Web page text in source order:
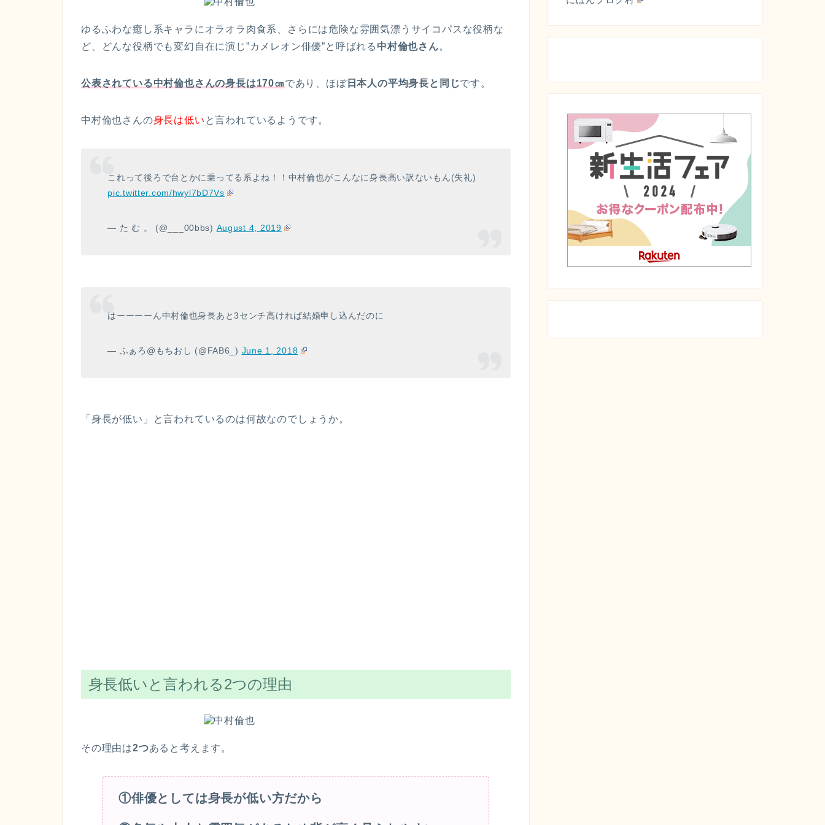
ゆるふわな癒し系キャラにオラオラ肉食系、さらには危険な雰囲気漂うサイコパスな役柄な
ど、どんな役柄でも変幻自在に演じ”カメレオン俳優”と呼ばれる 中村倫也さん。
公表されている中村倫也さんの身長は170㎝であり、ほぼ日本人の平均身長と同じです。
中村倫也さんの身長は低い と言われているようです。
これって後ろで台とかに乗ってる系よね！！中村倫也がこんなに身長高い訳ないもん(失礼)
pic.twitter.com/hwyl7bD7Vs
— た む 。 (@___00bbs) August 4, 2019
はーーーーん中村倫也身長あと3センチ高ければ結婚申し込んだのに
— ふぁろ@もちおし (@FAB6_) June 1, 2018
「身長が低い」 と言われているのは何故なのでしょうか。
身長低いと言われる2つの理由
その理由は2つあると考えます。
①俳優としては身長が低い方だから